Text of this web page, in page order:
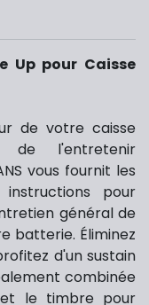
Up pour Caisse
de votre caisse
de l'entretenir
vous fournit les
pour
général de
batterie. Éliminez
d'un sustain
combinée
et le timbre pour